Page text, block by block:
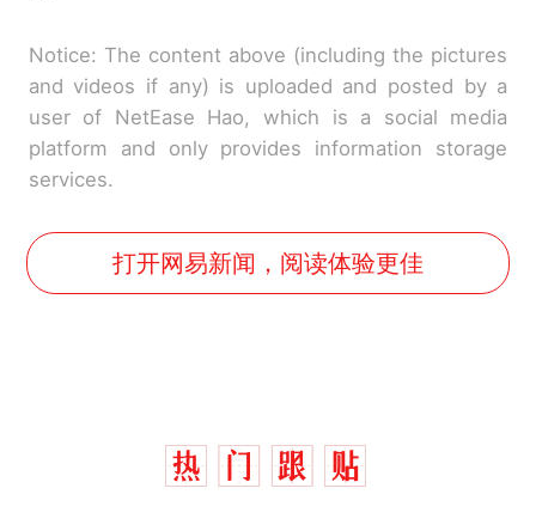
Notice: The content above (including the pictures
and videos if any) is uploaded and posted by a
user of NetEase Hao, which is a social media
platform and only provides information storage
services.
打开网易新闻，阅读体验更佳